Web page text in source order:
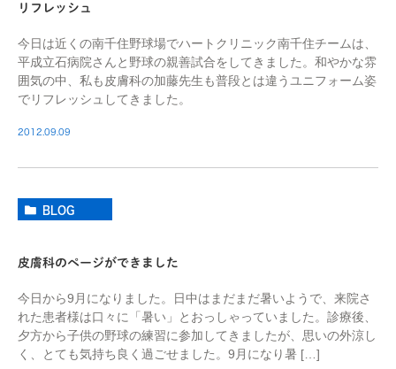
リフレッシュ
今日は近くの南千住野球場でハートクリニック南千住チームは、
平成立石病院さんと野球の親善試合をしてきました。和やかな雰
囲気の中、私も皮膚科の加藤先生も普段とは違うユニフォーム姿
でリフレッシュしてきました。
2012.09.09
BLOG
皮膚科のページができました
今日から9月になりました。日中はまだまだ暑いようで、来院さ
れた患者様は口々に「暑い」とおっしゃっていました。診療後、
夕方から子供の野球の練習に参加してきましたが、思いの外涼し
く、とても気持ち良く過ごせました。9月になり暑 […]